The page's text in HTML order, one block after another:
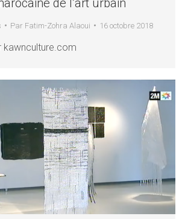
de l’art urbain
Par Fatim-Zohra Alaoui 16 octobre 2018
kawnculture.com